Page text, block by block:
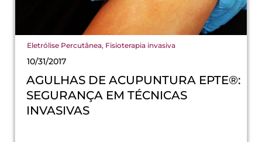
Eletrólise Percutânea, Fisioterapia invasiva
10/31/2017
AGULHAS DE ACUPUNTURA EPTE®:
SEGURANÇA EM TÉCNICAS
INVASIVAS